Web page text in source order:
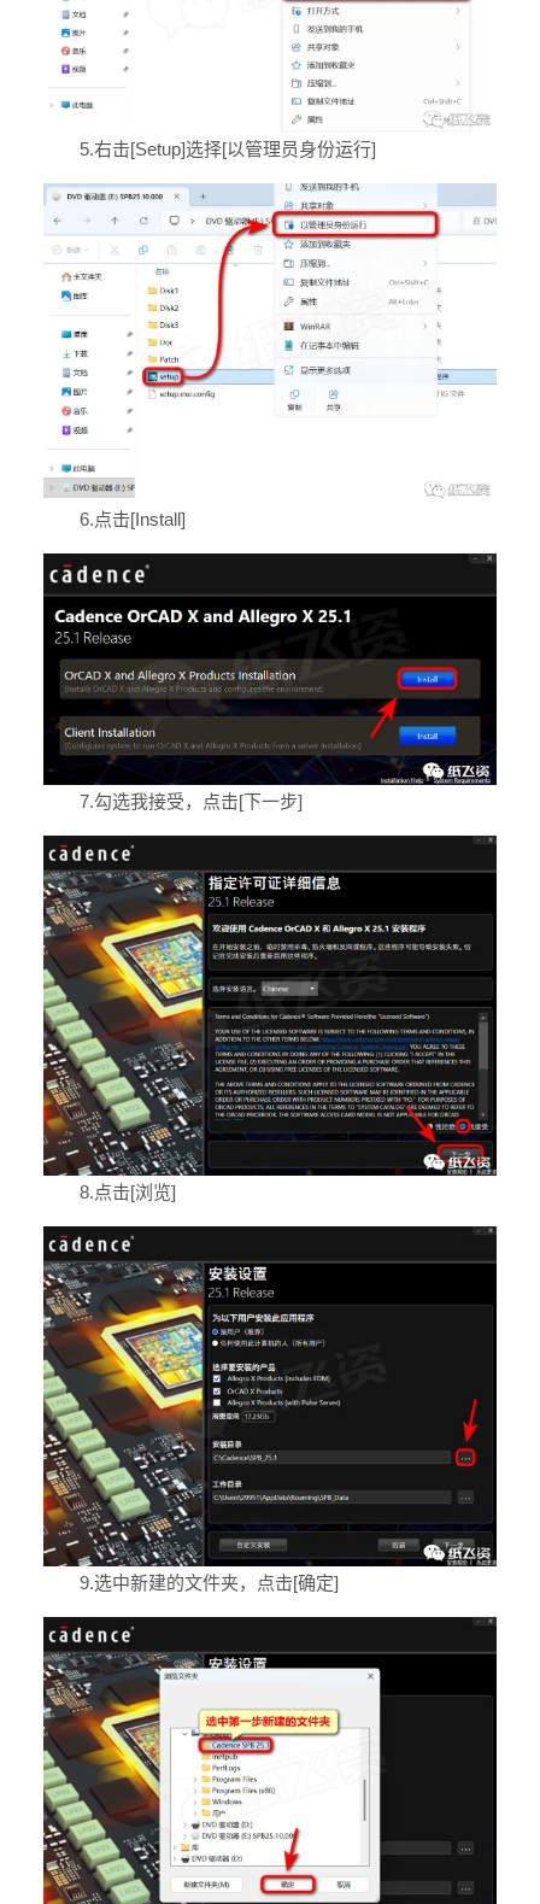
5.右击[Setup]选择[以管理员身份运行]
6.点击[Install]
7.勾选我接受，点击[下一步]
8.点击[浏览]
9.选中新建的文件夹，点击[确定]